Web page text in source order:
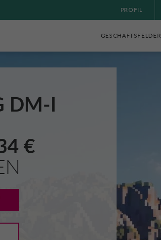
PROFIL
GESCHÄFTSFELDER
DM-I
€